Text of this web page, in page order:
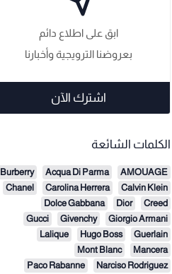
ابق على اطلاع دائم
بعروضنا الترويجية وأخبارنا
اشترك الآن
الكلمات الشائعة
AMOUAGE
Acqua Di Parma
Burberry
Calvin Klein
Carolina Herrera
Chanel
Creed
Dior
Dolce Gabbana
Giorgio Armani
Givenchy
Gucci
Guerlain
Hugo Boss
Lalique
Mancera
Mont Blanc
Narciso Rodriguez
Paco Rabanne